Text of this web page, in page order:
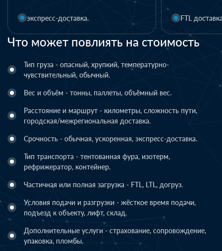
Что может повлиять на стоимость
Тип груза - опасный, хрупкий, температурно-
чувствительный, обычный.
Вес и объём - тонны, паллеты, объёмный вес.
Расстояние и маршрут - километры, сложность пути,
городская/межрегиональная доставка.
Срочность - обычная, ускоренная, экспресс-доставка.
Тип транспорта - тентованная фура, изотерм,
рефрижератор, контейнер.
Частичная или полная загрузка - FTL, LTL, догруз.
Условия подачи и разгрузки - жёсткое время подачи,
подъезд к объекту, лифт, склад.
Дополнительные услуги - страхование, сопровождение,
упаковка, пломбы.
FTL доставка LTL